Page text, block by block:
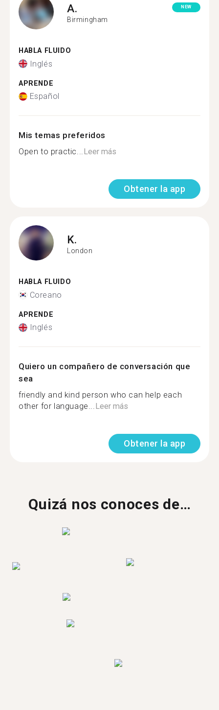
A.
Birmingham
NEW
HABLA FLUIDO
Inglés
APRENDE
Español
Mis temas preferidos
Open to practic...Leer más
Obtener la app
K.
London
HABLA FLUIDO
Coreano
APRENDE
Inglés
Quiero un compañero de conversación que
sea
friendly and kind person who can help each
other for language...Leer más
Obtener la app
Quizá nos conoces de…